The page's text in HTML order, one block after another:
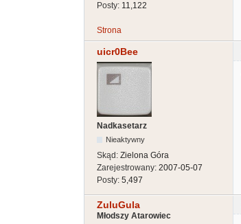
Posty: 11,122
Strona
uicr0Bee
Nadkasetarz
Nieaktywny
Skąd: Zielona Góra
Zarejestrowany: 2007-05-07
Posty: 5,497
ZuluGula
Młodszy Atarowiec